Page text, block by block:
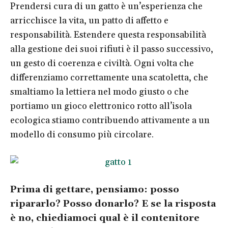
Prendersi cura di un gatto è un’esperienza che
arricchisce la vita, un patto di affetto e
responsabilità. Estendere questa responsabilità
alla gestione dei suoi rifiuti è il passo successivo,
un gesto di coerenza e civiltà. Ogni volta che
differenziamo correttamente una scatoletta, che
smaltiamo la lettiera nel modo giusto o che
portiamo un gioco elettronico rotto all’isola
ecologica stiamo contribuendo attivamente a un
modello di consumo più circolare.
Prima di gettare, pensiamo: posso
ripararlo? Posso donarlo? E se la risposta
è no, chiediamoci qual è il contenitore